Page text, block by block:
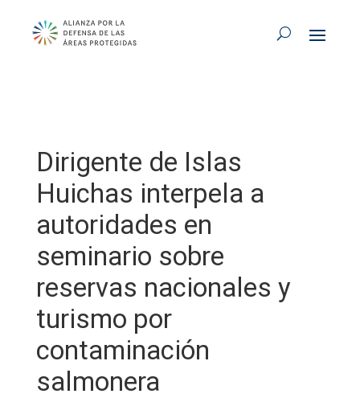
Dirigente de Islas
Huichas interpela a
autoridades en
seminario sobre
reservas nacionales y
turismo por
contaminación
salmonera